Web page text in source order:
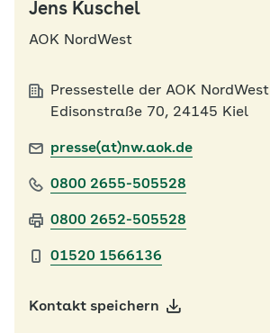
Jens Kuschel
AOK NordWest
Pressestelle der AOK NordWest
Edisonstraße 70, 24145 Kiel
presse(at)nw.aok.de
0800 2655-505528
0800 2652-505528
01520 1566136
Kontakt speichern